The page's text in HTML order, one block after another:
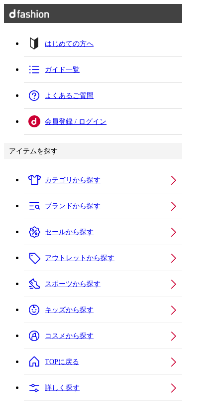
はじめての方へ
ガイド一覧
よくあるご質問
会員登録 / ログイン
アイテムを探す
カテゴリから探す
ブランドから探す
セールから探す
アウトレットから探す
スポーツから探す
キッズから探す
コスメから探す
TOPに戻る
詳しく探す